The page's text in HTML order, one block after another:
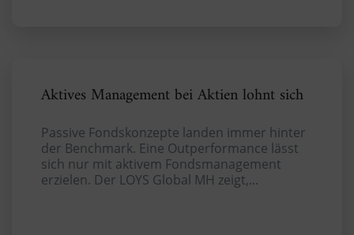
Aktives Management bei Aktien lohnt sich
Passive Fondskonzepte landen immer hinter
der Benchmark. Eine Outperformance lässt
sich nur mit aktivem Fondsmanagement
erzielen. Der LOYS Global MH zeigt,...